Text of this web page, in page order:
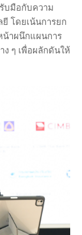
บมือกับความ
โดยเน้นการยก
น้าผนึกแผนการ
ๆ เพื่อผลักดันให้